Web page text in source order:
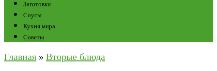
Заготовки
Соусы
Кухня мира
Советы
Главная » Вторые блюда